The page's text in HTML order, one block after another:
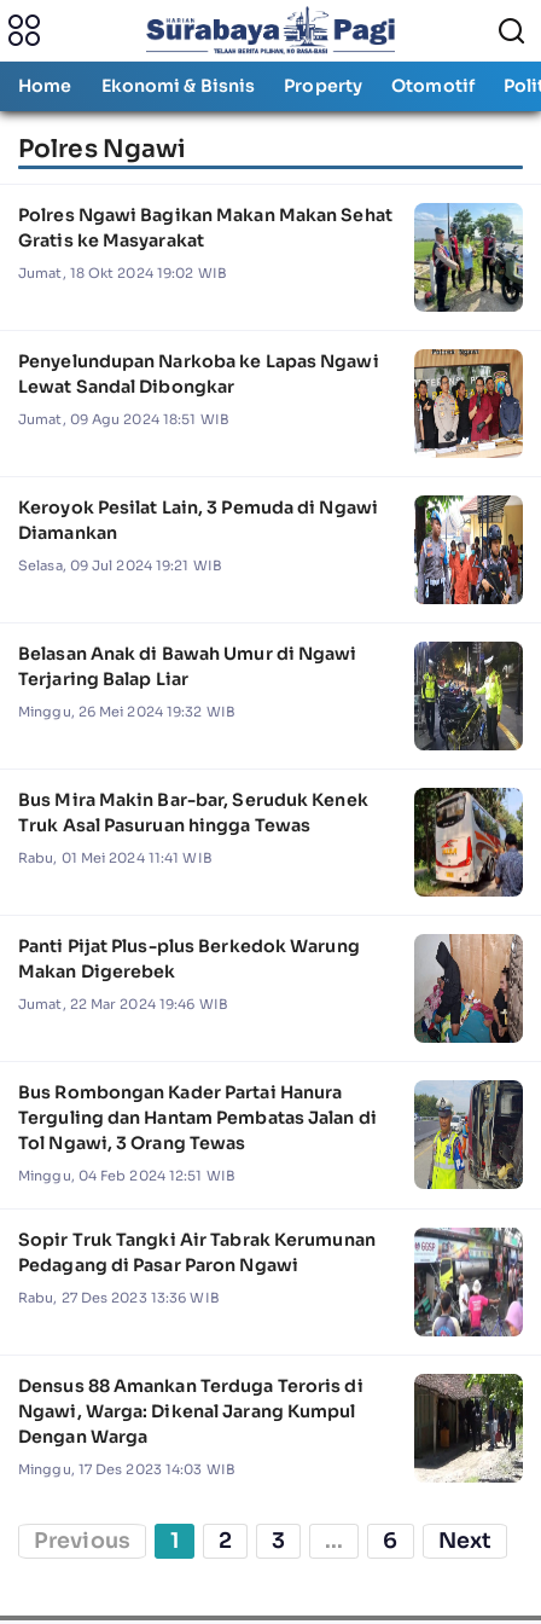
Home Ekonomi & Bisnis Property Otomotif
Polres Ngawi
Polres Ngawi Bagikan Makan Makan Sehat
Gratis ke Masyarakat
Jumat, 18 Okt 2024 19:02 WIB
Penyelundupan Narkoba ke Lapas Ngawi
Lewat Sandal Dibongkar
Jumat, 09 Agu 2024 18:51 WIB
Keroyok Pesilat Lain, 3 Pemuda di Ngawi
Diamankan
Selasa, 09 Jul 2024 19:21 WIB
Belasan Anak di Bawah Umur di Ngawi
Terjaring Balap Liar
Minggu, 26 Mei 2024 19:32 WIB
Bus Mira Makin Bar-bar, Seruduk Kenek
Truk Asal Pasuruan hingga Tewas
Rabu, 01 Mei 2024 11:41 WIB
Panti Pijat Plus-plus Berkedok Warung
Makan Digerebek
Jumat, 22 Mar 2024 19:46 WIB
Bus Rombongan Kader Partai Hanura
Terguling dan Hantam Pembatas Jalan di
Tol Ngawi, 3 Orang Tewas
Minggu, 04 Feb 2024 12:51 WIB
Sopir Truk Tangki Air Tabrak Kerumunan
Pedagang di Pasar Paron Ngawi
Rabu, 27 Des 2023 13:36 WIB
Densus 88 Amankan Terduga Teroris di
Ngawi, Warga: Dikenal Jarang Kumpul
Dengan Warga
Minggu, 17 Des 2023 14:03 WIB
Previous 1 2 3 ... 6 Next